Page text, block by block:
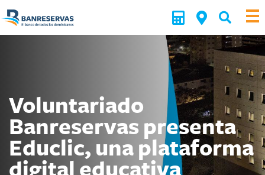
Voluntariado
Banreservas presenta
Educlic, una plataforma